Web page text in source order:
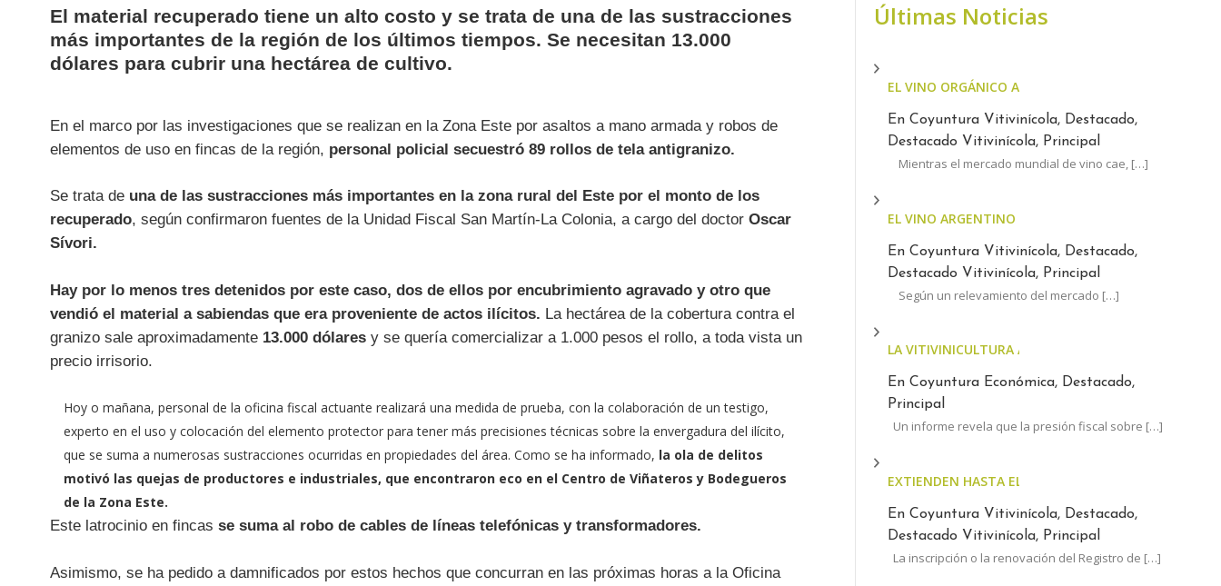
El material recuperado tiene un alto costo y se trata de una de las sustracciones
más importantes de la región de los últimos tiempos. Se necesitan 13.000
dólares para cubrir una hectárea de cultivo.
En el marco por las investigaciones que se realizan en la Zona Este por asaltos a mano armada y robos de
elementos de uso en fincas de la región, personal policial secuestró 89 rollos de tela antigranizo.
Se trata de una de las sustracciones más importantes en la zona rural del Este por el monto de los
recuperado, según confirmaron fuentes de la Unidad Fiscal San Martín-La Colonia, a cargo del doctor Oscar
Sívori.
Hay por lo menos tres detenidos por este caso, dos de ellos por encubrimiento agravado y otro que
vendió el material a sabiendas que era proveniente de actos ilícitos. La hectárea de la cobertura contra el
granizo sale aproximadamente 13.000 dólares y se quería comercializar a 1.000 pesos el rollo, a toda vista un
precio irrisorio.
Hoy o mañana, personal de la oficina fiscal actuante realizará una medida de prueba, con la colaboración de un testigo,
experto en el uso y colocación del elemento protector para tener más precisiones técnicas sobre la envergadura del ilícito,
que se suma a numerosas sustracciones ocurridas en propiedades del área. Como se ha informado, la ola de delitos
motivó las quejas de productores e industriales, que encontraron eco en el Centro de Viñateros y Bodegueros
de la Zona Este.
Este latrocinio en fincas se suma al robo de cables de líneas telefónicas y transformadores.
Asimismo, se ha pedido a damnificados por estos hechos que concurran en las próximas horas a la Oficina
Últimas Noticias
EL VINO ORGÁNICO ARGENTINO CRECE A
En Coyuntura Vitivinícola, Destacado,
Destacado Vitivinícola, Principal
Mientras el mercado mundial de vino cae, […]
EL VINO ARGENTINO AUMENTÓ MENOS QUE LA
En Coyuntura Vitivinícola, Destacado,
Destacado Vitivinícola, Principal
Según un relevamiento del mercado […]
LA VITIVINICULTURA ARGENTINA, AL LÍMITE: EL
En Coyuntura Económica, Destacado,
Principal
Un informe revela que la presión fiscal sobre […]
EXTIENDEN HASTA EL 30 DE JUNIO EL PLAZO PARA
En Coyuntura Vitivinícola, Destacado,
Destacado Vitivinícola, Principal
La inscripción o la renovación del Registro de […]